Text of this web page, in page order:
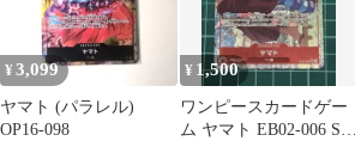
¥ 3,099
ヤマト (パラレル)
OP16-098
¥ 1,500
ワンピースカードゲー
ム ヤマト EB02-006 SR